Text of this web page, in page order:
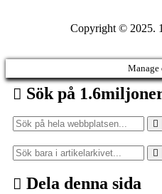
Copyright © 2025.
Manage
Sök på
Dela denna sida